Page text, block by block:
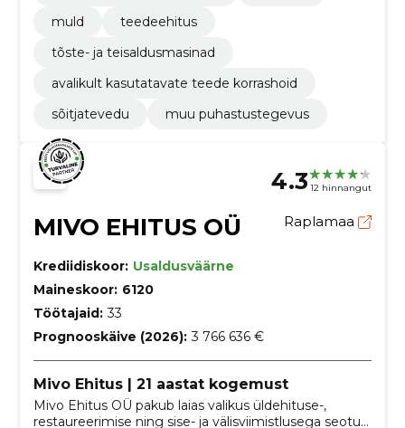
muld
teedeehitus
tõste- ja teisaldusmasinad
avalikult kasutatavate teede korrashoid
sõitjatevedu
muu puhastustegevus
4.3 12 hinnangut
MIVO EHITUS OÜ Raplamaa
Krediidiskoor: Usaldusväärne
Maineskoor: 6120
Töötajaid: 33
Prognooskäive (2026): 3 766 636 €
Mivo Ehitus | 21 aastat kogemust
Mivo Ehitus OÜ pakub laias valikus üldehituse-,
restaureerimise ning sise- ja välisviimistlusega seotud